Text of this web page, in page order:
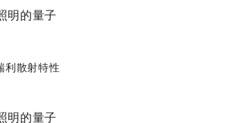
利散射特性